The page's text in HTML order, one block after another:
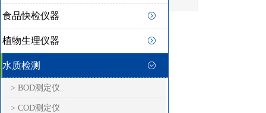
食品快检仪器
植物生理仪器
水质检测
> BOD测定仪
> COD测定仪